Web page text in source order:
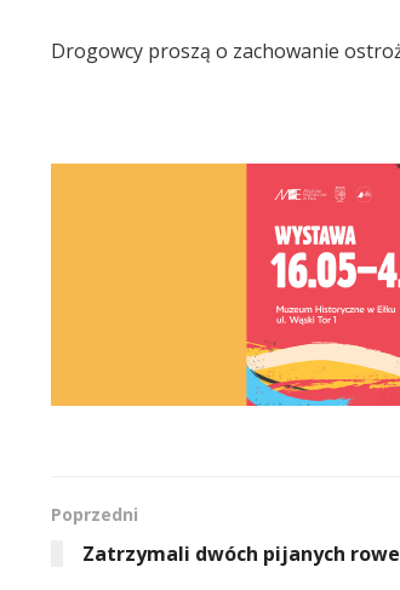
Drogowcy proszą o zachowanie
Poprzedni
Zatrzymali dwóch pijanych